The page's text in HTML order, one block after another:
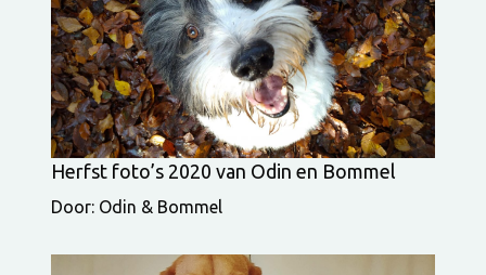
Herfst foto’s 2020 van Odin en Bommel
Door: Odin & Bommel